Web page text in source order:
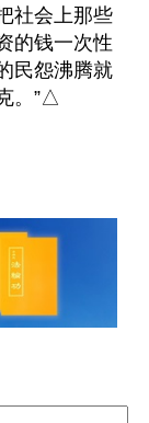
社会上那些
的钱一次性
民怨沸腾就